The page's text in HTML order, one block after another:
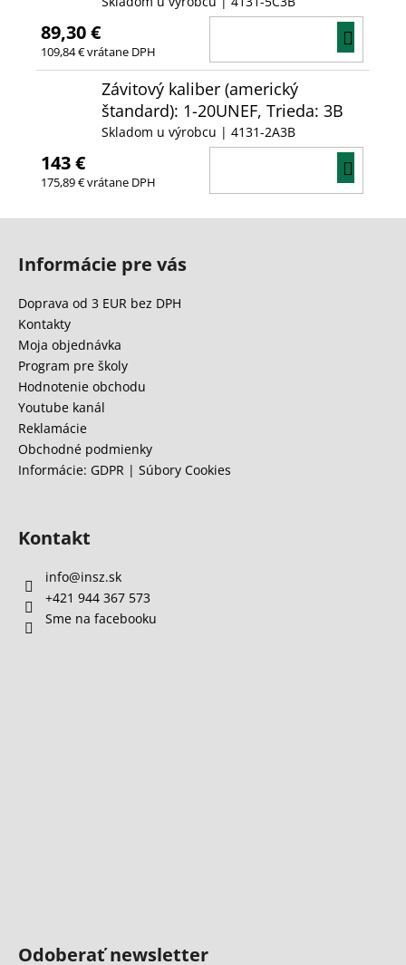
89,30 €
109,84 € vrátane DPH
Závitový kaliber (americký
štandard): 1-20UNEF, Trieda: 3B
Skladom u výrobcu | 4131-2A3B
143 €
175,89 € vrátane DPH
Informácie pre vás
Doprava od 3 EUR bez DPH
Kontakty
Moja objednávka
Program pre školy
Hodnotenie obchodu
Youtube kanál
Reklamácie
Obchodné podmienky
Informácie: GDPR | Súbory Cookies
Kontakt
info@insz.sk
+421 944 367 573
Sme na facebooku
Odoberať newsletter